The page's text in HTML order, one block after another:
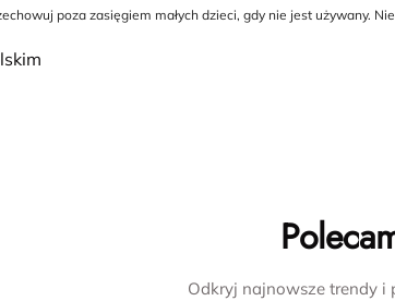
poza zasięgiem małych dzieci, gdy nie jest używany.
Odkryj najnowsze trendy i